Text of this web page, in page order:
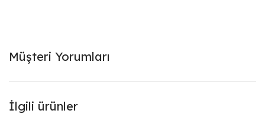
Müşteri Yorumları
İlgili ürünler